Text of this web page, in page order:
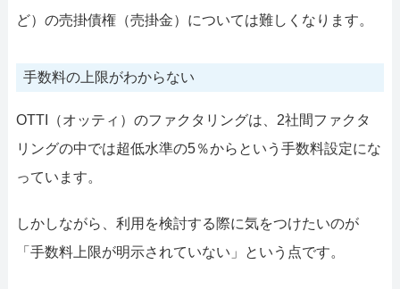
ど）の売掛債権（売掛金）については難しくなります。
手数料の上限がわからない
OTTI（オッティ）のファクタリングは、2社間ファクタ
リングの中では超低水準の5％からという手数料設定にな
っています。
しかしながら、利用を検討する際に気をつけたいのが
「手数料上限が明示されていない」という点です。